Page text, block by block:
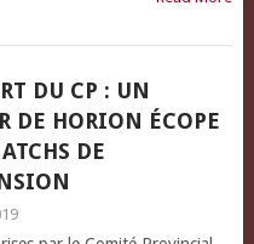
DU CP : UN
DE HORION ÉCOPE
DE